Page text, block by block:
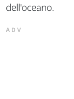
dell'oceano.
ADV